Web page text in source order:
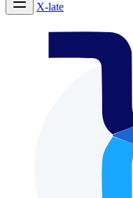
X-late